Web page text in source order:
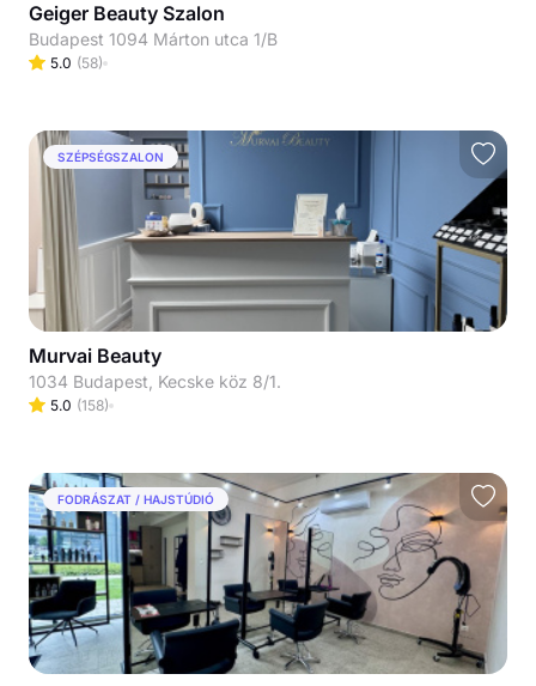
Geiger Beauty Szalon
Budapest 1094 Márton utca 1/B
5.0 (58)
SZÉPSÉGSZALON
Murvai Beauty
1034 Budapest, Kecske köz 8/1.
5.0 (158)
FODRÁSZAT / HAJSTÚDIÓ